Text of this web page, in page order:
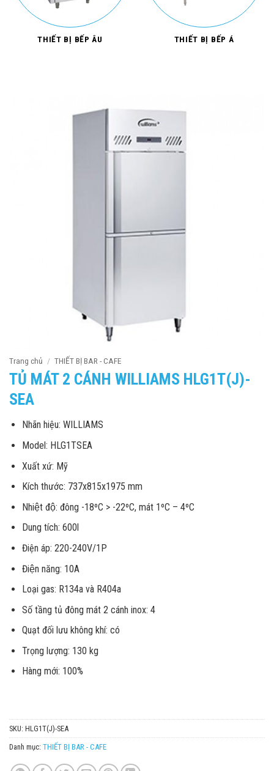
THIẾT BỊ BẾP ÂU THIẾT BỊ BẾP Á
Trang chủ / THIẾT BỊ BAR - CAFE
TỦ MÁT 2 CÁNH WILLIAMS HLG1T(J)-
SEA
Nhãn hiệu: WILLIAMS
Model: HLG1TSEA
Xuất xứ: Mỹ
Kích thước: 737x815x1975 mm
Nhiệt độ: đông -18ºC > -22ºC, mát 1ºC – 4ºC
Dung tích: 600l
Điện áp: 220-240V/1P
Điện năng: 10A
Loại gas: R134a và R404a
Số tầng tủ đông mát 2 cánh inox: 4
Quạt đối lưu không khí: có
Trọng lượng: 130 kg
Hàng mới: 100%
SKU: HLG1T(J)-SEA
Danh mục: THIẾT BỊ BAR - CAFE